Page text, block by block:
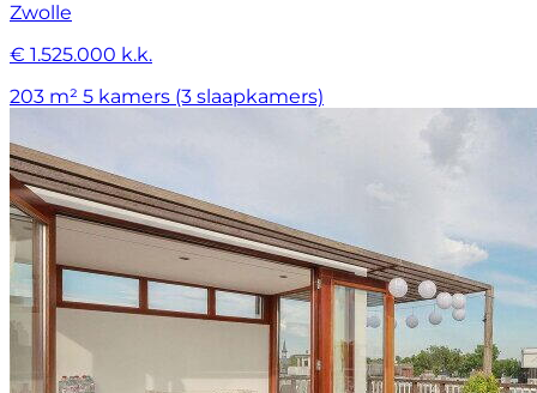
Zwolle
€ 1.525.000 k.k.
203 m² 5 kamers (3 slaapkamers)